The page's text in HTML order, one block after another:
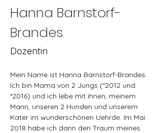
Hanna Barnstorf-
Brandes
Dozentin
Mein Name ist Hanna Barnstorf-Brandes.
Ich bin Mama von 2 Jungs (*2012 und
*2016) und ich lebe mit ihnen, meinem
Mann, unseren 2 Hunden und unserem
Kater im wunderschönen Uehrde. Im Mai
2018 habe ich dann den Traum meines